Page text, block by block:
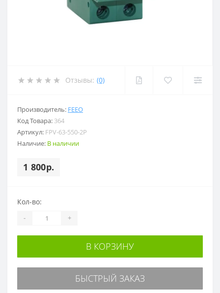
Отзывы: (0)
Производитель: FEEO
Код Товара: 364
Артикул: FPV-63-550-2P
Наличие: В наличии
1 800р.
Кол-во:
- +
В КОРЗИНУ
БЫСТРЫЙ ЗАКАЗ